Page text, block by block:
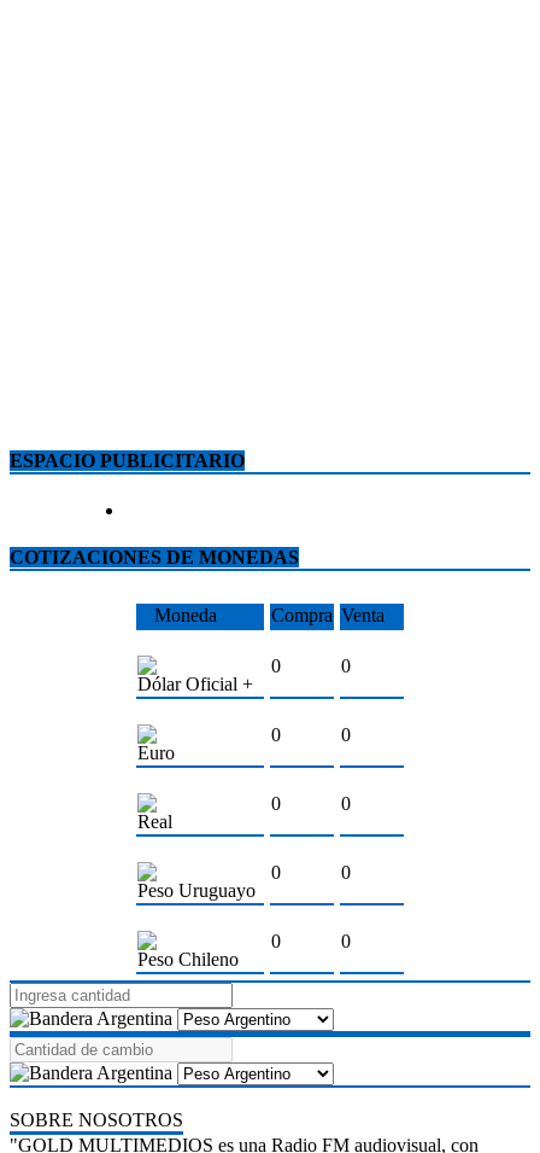
ESPACIO PUBLICITARIO
COTIZACIONES DE MONEDAS
Moneda Compra Venta
Dólar Oficial +
0 0
Euro
0 0
Real
0 0
Peso Uruguayo
0 0
Peso Chileno
0 0
SOBRE NOSOTROS
"GOLD MULTIMEDIOS es una Radio FM audiovisual, con